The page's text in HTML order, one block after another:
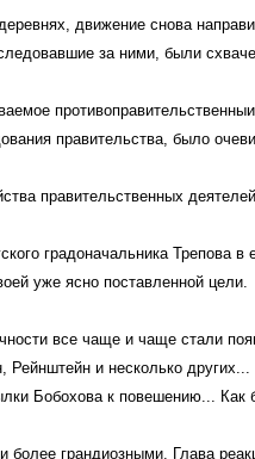
движение снова
за ними, были
правительства, было
правительственных деятелей.
градоначальника
уже ясно поставленной цели.
все чаще и чаще стали
и несколько
Бобохова к повешению...
более грандиозными. Глава